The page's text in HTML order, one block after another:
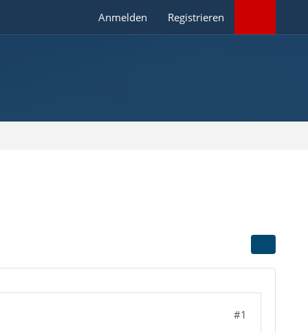
Anmelden Registrieren
#1